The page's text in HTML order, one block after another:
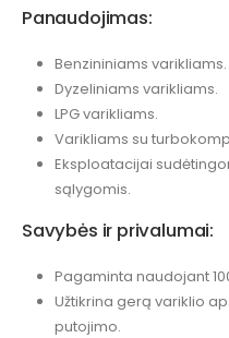
Panaudojimas:
Benzininiams varikliams.
Dyzeliniams varikliams.
LPG varikliams.
Varikliams su
Eksploatacijai
sąlygomis.
Savybės ir privalumai:
Pagaminta naudojant
Užtikrina gerą variklio
putojimo.